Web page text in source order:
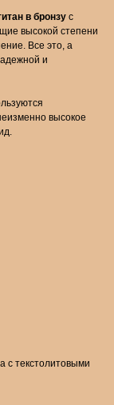
в бронзу с
высокой степени
Все это, а
и
высокое
с текстолитовыми